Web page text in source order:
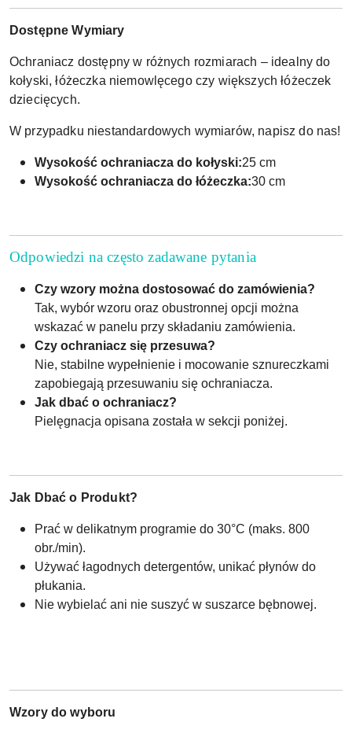
Dostępne Wymiary
Ochraniacz dostępny w różnych rozmiarach – idealny do
kołyski, łóżeczka niemowlęcego czy większych łóżeczek
dziecięcych.
W przypadku niestandardowych wymiarów, napisz do nas!
Wysokość ochraniacza do kołyski:25 cm
Wysokość ochraniacza do łóżeczka:30 cm
Odpowiedzi na często zadawane pytania
Czy wzory można dostosować do zamówienia?
Tak, wybór wzoru oraz obustronnej opcji można
wskazać w panelu przy składaniu zamówienia.
Czy ochraniacz się przesuwa?
Nie, stabilne wypełnienie i mocowanie sznureczkami
zapobiegają przesuwaniu się ochraniacza.
Jak dbać o ochraniacz?
Pielęgnacja opisana została w sekcji poniżej.
Jak Dbać o Produkt?
Prać w delikatnym programie do 30°C (maks. 800
obr./min).
Używać łagodnych detergentów, unikać płynów do
płukania.
Nie wybielać ani nie suszyć w suszarce bębnowej.
Wzory do wyboru